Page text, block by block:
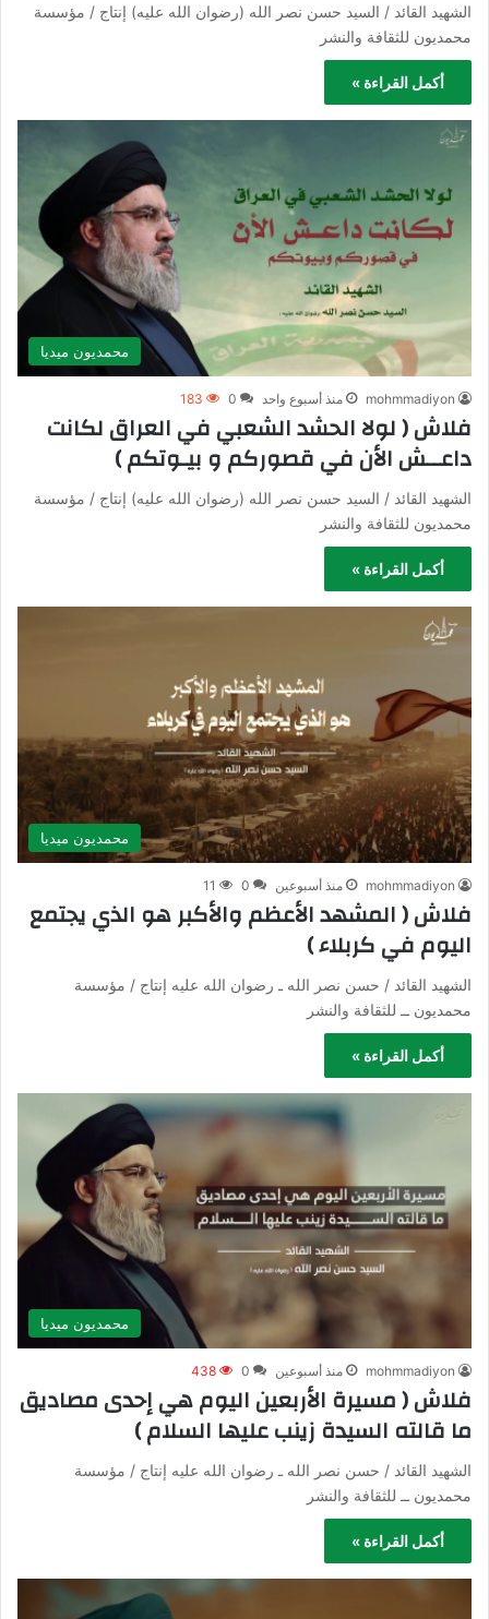
الشهيد القائد / السيد حسن نصر الله (رضوان الله عليه)‍‍ إنتاج / مؤسسة
محمديون للثقافة والنشر ‍
أكمل القراءة »
محمديون ميديا
mohmmadiyon منذ أسبوع واحد 0
183
فلاش ( لولا الحشد الشعبي في العراق لكانت
داعــش الأن في قصوركم و بيـوتكم )
الشهيد القائد / السيد حسن نصر الله (رضوان الله عليه) إنتاج / مؤسسة
محمديون للثقافة والنشر
أكمل القراءة »
محمديون ميديا
mohmmadiyon منذ أسبوعين 0
11
فلاش ( المشهد الأعظم والأكبر هو الذي يجتمع
اليوم في كربلاء )
الشهيد القائد / حسن نصر الله ـ رضوان الله عليه إنتاج / مؤسسة
محمديون ــ للثقافة والنشر
أكمل القراءة »
محمديون ميديا
mohmmadiyon منذ أسبوعين 0
438
فلاش ( مسيرة الأربعين اليوم هي إحدى مصاديق
ما قالته السيدة زينب عليها السلام )
الشهيد القائد / حسن نصر الله ـ رضوان الله عليه إنتاج / مؤسسة
محمديون ــ للثقافة والنشر
أكمل القراءة »